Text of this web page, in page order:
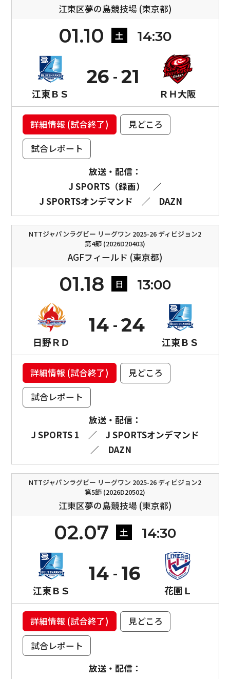
江東区夢の島競技場 (東京都)
01.10 土 14:30
江東ＢＳ
26
ＲＨ大阪
21
詳細情報 (試合終了)
見どころ
試合レポート
放送・配信：
J SPORTS（録画）
／
J SPORTSオンデマンド
／ DAZN
NTTジャパンラグビー リーグワン 2025-26 ディビジョン2
第4節 (2026D20403)
AGFフィールド (東京都)
01.18 日 13:00
日野ＲＤ
14
江東ＢＳ
24
詳細情報 (試合終了)
見どころ
試合レポート
放送・配信：
J SPORTS 1
／
J SPORTSオンデマンド
／
DAZN
NTTジャパンラグビー リーグワン 2025-26 ディビジョン2
第5節 (2026D20502)
江東区夢の島競技場 (東京都)
02.07 土 14:30
江東ＢＳ
14
花園Ｌ
16
詳細情報 (試合終了)
見どころ
試合レポート
放送・配信：